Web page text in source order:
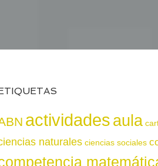
actividadesaula
naturales ciencias sociales